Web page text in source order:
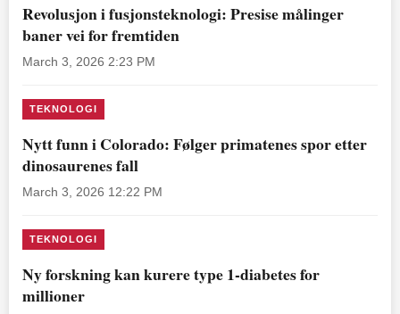
Revolusjon i fusjonsteknologi: Presise målinger
baner vei for fremtiden
March 3, 2026 2:23 PM
TEKNOLOGI
Nytt funn i Colorado: Følger primatenes spor etter
dinosaurenes fall
March 3, 2026 12:22 PM
TEKNOLOGI
Ny forskning kan kurere type 1-diabetes for
millioner